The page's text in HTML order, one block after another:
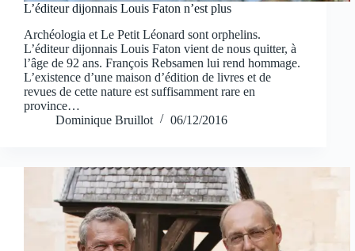
L’éditeur dijonnais Louis Faton n’est plus
Archéologia et Le Petit Léonard sont orphelins.
L’éditeur dijonnais Louis Faton vient de nous quitter, à
l’âge de 92 ans. François Rebsamen lui rend hommage.
L’existence d’une maison d’édition de livres et de
revues de cette nature est suffisamment rare en
province…
Dominique Bruillot
06/12/2016